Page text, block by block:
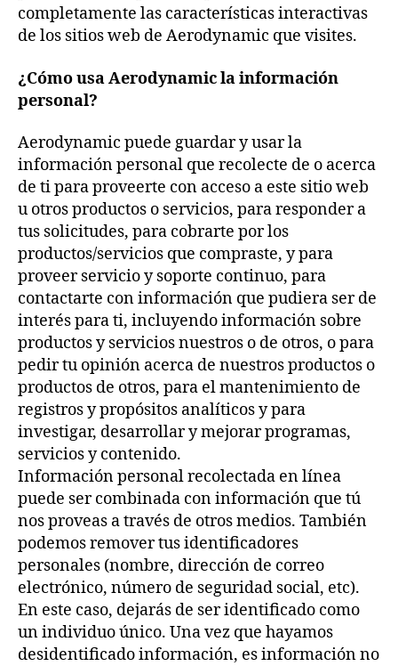
completamente las características interactivas
de los sitios web de Aerodynamic que visites.
¿Cómo usa Aerodynamic la información
personal?
Aerodynamic puede guardar y usar la
información personal que recolecte de o acerca
de ti para proveerte con acceso a este sitio web
u otros productos o servicios, para responder a
tus solicitudes, para cobrarte por los
productos/servicios que compraste, y para
proveer servicio y soporte continuo, para
contactarte con información que pudiera ser de
interés para ti, incluyendo información sobre
productos y servicios nuestros o de otros, o para
pedir tu opinión acerca de nuestros productos o
productos de otros, para el mantenimiento de
registros y propósitos analíticos y para
investigar, desarrollar y mejorar programas,
servicios y contenido.
Información personal recolectada en línea
puede ser combinada con información que tú
nos proveas a través de otros medios. También
podemos remover tus identificadores
personales (nombre, dirección de correo
electrónico, número de seguridad social, etc).
En este caso, dejarás de ser identificado como
un individuo único. Una vez que hayamos
desidentificado información, es información no